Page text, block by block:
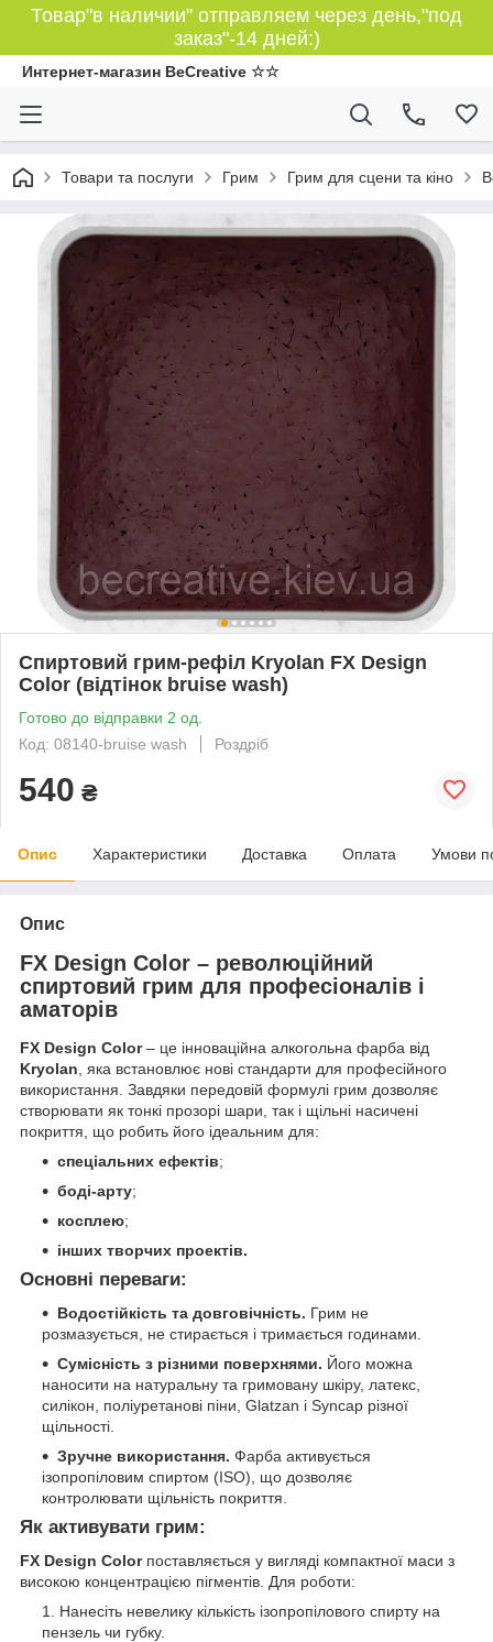
Товар"в наличии" отправляем через день,"под
заказ"-14 дней:)
Интернет-магазин BeCreative ☆☆
Товари та послуги Грим Грим для сцени та кіно
Спиртовий грим-рефіл Kryolan FX Design
Color (відтінок bruise wash)
Готово до відправки 2 од.
Код: 08140-bruise wash
Роздріб
540 ₴
Опис Характеристики Доставка Оплата Умови
Опис
FX Design Color – революційний
спиртовий грим для професіоналів і
аматорів
FX Design Color– це інноваційна алкогольна фарба від
Kryolan, яка встановлює нові стандарти для професійного
використання. Завдяки передовій формулі грим дозволяє
створювати як тонкі прозорі шари, так і щільні насичені
покриття, що робить його ідеальним для:
спеціальних ефектів;
боді-арту;
косплею;
інших творчих проектів.
Основні переваги:
Водостійкість та довговічність. Грим не
розмазується, не стирається і тримається годинами.
Сумісність з різними поверхнями. Його можна
наносити на натуральну та гримовану шкіру, латекс,
силікон, поліуретанові піни, Glatzan і Syncap різної
щільності.
Зручне використання. Фарба активується
ізопропіловим спиртом (ISO), що дозволяє
контролювати щільність покриття.
Як активувати грим:
FX Design Color поставляється у вигляді компактної маси з
високою концентрацією пігментів. Для роботи:
Нанесіть невелику кількість ізопропілового спирту на
пензель чи губку.